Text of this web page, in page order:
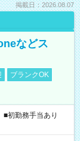
掲載日：2026.08.07
などス
ブランクOK
初勤務手当あり